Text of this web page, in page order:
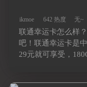
ikmoe 642 热度 无~
联通幸运卡怎么样
吧！联通幸运卡是
29元就可享受，